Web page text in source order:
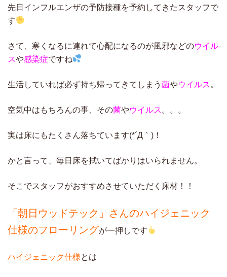
先日インフルエンザの予防接種を予約してきたスタッフで
す
さて、寒くなるに連れて心配になるのが風邪などのウイル
スや感染症ですね
生活していれば必ず持ち帰ってきてしまう 菌やウイルス 。
空気中はもちろんの事、その菌やウイルス 。。。
実は床にもたくさん落ちています(*´Д｀)！
かと言って、毎日床を拭いてばかりはいられません。
そこでスタッフがおすすめさせていただく床材！！
「朝日ウッドテック」さんのハイジェニック
仕様のフローリングが一押しです
ハイジェニック仕様とは